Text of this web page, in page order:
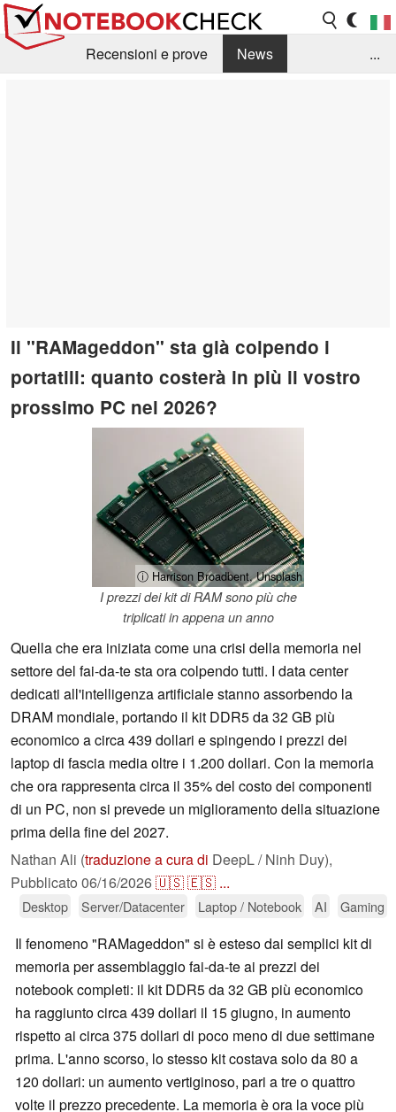
Recensioni e prove
News
...
Il "RAMageddon" sta già colpendo i
portatili: quanto costerà in più il vostro
prossimo PC nel 2026?
ⓘ Harrison Broadbent, Unsplash
I prezzi dei kit di RAM sono più che
triplicati in appena un anno
Quella che era iniziata come una crisi della memoria nel
settore del fai-da-te sta ora colpendo tutti. I data center
dedicati all'intelligenza artificiale stanno assorbendo la
DRAM mondiale, portando il kit DDR5 da 32 GB più
economico a circa 439 dollari e spingendo i prezzi dei
laptop di fascia media oltre i 1.200 dollari. Con la memoria
che ora rappresenta circa il 35% del costo dei componenti
di un PC, non si prevede un miglioramento della situazione
prima della fine del 2027.
Nathan Ali (traduzione a cura di DeepL / Ninh Duy),
Pubblicato 06/16/2026🇺🇸🇪🇸 ...
Desktop Server/Datacenter Laptop / Notebook AI Gaming
Il fenomeno "RAMageddon" si è esteso dai semplici kit di
memoria per assemblaggio fai-da-te ai prezzi dei
notebook completi: il kit DDR5 da 32 GB più economico
ha raggiunto circa 439 dollari il 15 giugno, in aumento
rispetto ai circa 375 dollari di poco meno di due settimane
prima. L'anno scorso, lo stesso kit costava solo da 80 a
120 dollari: un aumento vertiginoso, pari a tre o quattro
volte il prezzo precedente. La memoria è ora la voce più